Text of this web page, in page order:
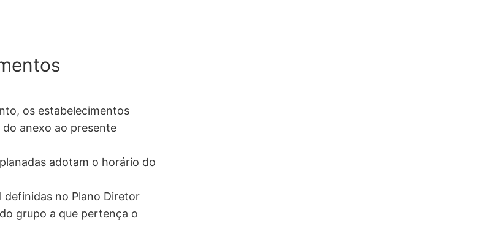
os estabelecimentos
anexo ao presente
adotam o horário do
definidas no Plano Diretor
grupo a que pertença o